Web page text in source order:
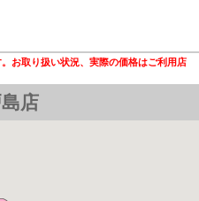
お取り扱い状況、実際の価格はご利用店
店